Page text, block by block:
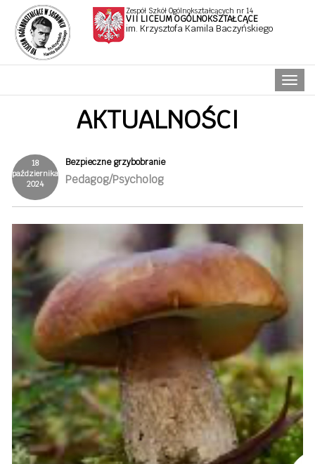
Zespół Szkół Ogólnokształcących nr 14
VII LICEUM OGÓLNOKSZTAŁCĄCE
im. Krzysztofa Kamila Baczyńskiego
AKTUALNOŚCI
18
października
2024
Bezpieczne grzybobranie
Pedagog/Psycholog